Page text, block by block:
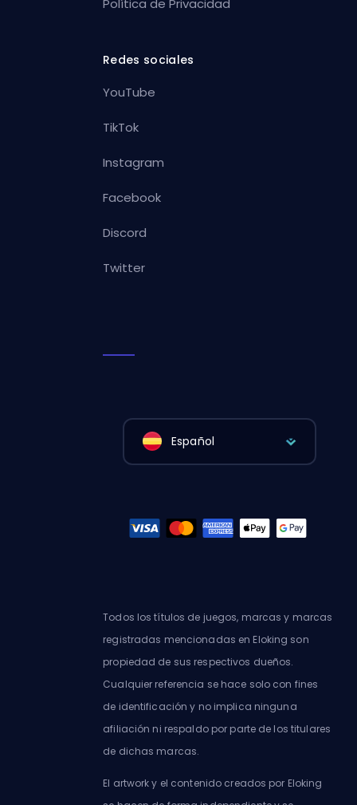
Política de Privacidad
Redes sociales
YouTube
TikTok
Instagram
Facebook
Discord
Twitter
Español
Todos los títulos de juegos, marcas y marcas
registradas mencionadas en Eloking son
propiedad de sus respectivos dueños.
Cualquier referencia se hace solo con fines
de identificación y no implica ninguna
afiliación ni respaldo por parte de los titulares
de dichas marcas.
El artwork y el contenido creados por Eloking